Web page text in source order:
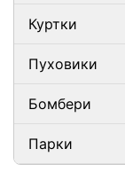
Куртки
Пуховики
Бомбери
Парки